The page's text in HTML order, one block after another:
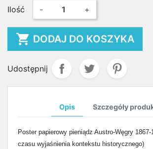
Ilość - +
 DODAJ DO KOSZYKA
Udostępnij
Opis Szczegóły
Poster papierowy pieniądz Austro-Węgry
czasu wyjaśnienia kontekstu historycznego)